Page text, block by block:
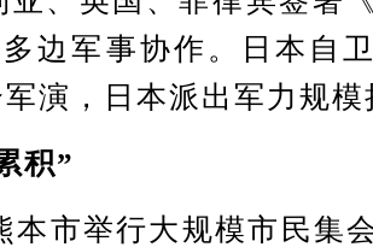
边军事协作。日本自
演，日本派出军力规模
积”
市举行大规模市民集